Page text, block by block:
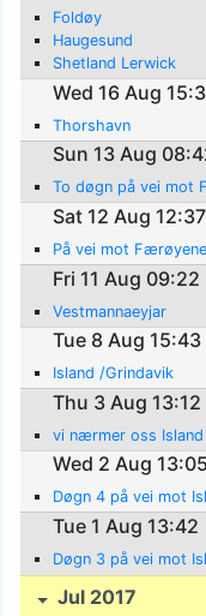
Foldøy
Haugesund
Shetland Lerwick
Wed 16 Aug
Thorshavn
Sun 13 Aug
To døgn på vei mot
Sat 12 Aug 12:37
På vei mot Færøyene
Fri 11 Aug 09:22
Vestmannaeyjar
Tue 8 Aug 15:43
Island /Grindavik
Thu 3 Aug 13:12
vi nærmer oss Island
Wed 2 Aug 13:05
Døgn 4 på vei mot
Tue 1 Aug 13:42
Døgn 3 på vei mot
Jul 2017